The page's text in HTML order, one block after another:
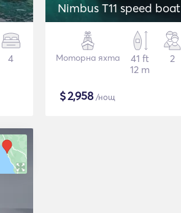
4
Nimbus T11 speed boat
Моторна яхта
41 ft
12 m
2
$2,958/нощ